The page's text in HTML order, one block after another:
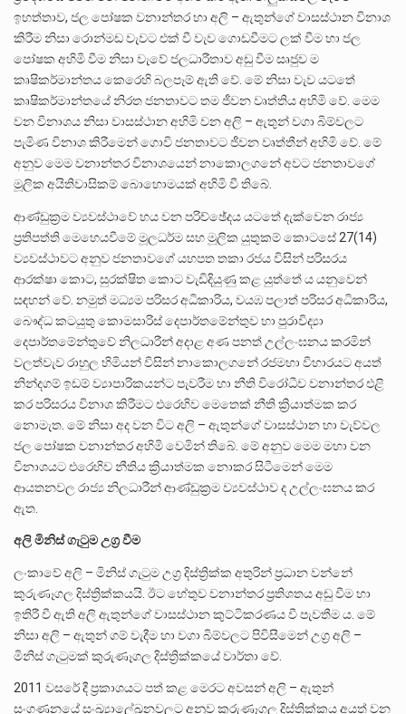
ඉහත්තාව, ජල පෝෂක වනාන්තර හා අලි – ඇතුන්ගේ වාසස්ථාන විනාශ
කිරීම නිසා රොන්මඩ වැවට එක් වී වැව ගොඩවීමට ලක් වීම හා ජල
පෝෂක අහිමි වීම නිසා වැවේ ජලධාරීතාව අඩු වීම සෘජුව ම
කෘෂිකර්මාන්තය කෙරෙහි බලපෑම් ඇති වේ. මේ නිසා වැව යටතේ
කෘෂිකර්මාන්තයේ නිරත ජනතාවට තම ජීවන වෘත්තිය අහිමි වේ. මෙම
වන විනාශය නිසා වාසස්ථාන අහිමි වන අලි – ඇතුන් වගා බිම්වලට
පැමිණ විනාශ කිරීමෙන් ගොවි ජනතාවට ජීවන වෘත්තීන් අහිමි වේ. මේ
අනුව මෙම වනාන්තර විනාශයෙන් නාකොලගනේ අවට ජනතාවගේ
මූලික අයිතිවාසිකම් බොහොමයක් අහිමි වී තිබේ.
ආණ්ඩුක්‍රම ව්‍යවස්ථාවේ හය වන පරිච්ඡේදය යටතේ දැක්වෙන රාජ්‍ය
ප්‍රතිපත්ති මෙහෙයවීමේ මූලධර්ම සහ මූලික යුතුකම් කොටසේ 27(14)
ව්‍යවස්ථාවට අනුව ජනතාවගේ යහපත තකා රජය විසින් පරිසරය
ආරක්ෂා කොට, සුරක්ෂිත කොට වැඩිදියුණු කළ යුත්තේ ය යනුවෙන්
සඳහන් වේ. නමුත් මධ්‍යම පරිසර අධිකාරිය, වයඹ පලාත් පරිසර අධිකාරිය,
බෞද්ධ කටයුතු කොමසාරිස් දෙපාර්තමේන්තුව හා පුරාවිද්‍යා
දෙපාර්තමේන්තුවේ නිලධාරීන් අදාළ අණ පනත් උල්ලංඝනය කරමින්
වලත්වැව රාහුල හිමියන් විසින් නාකොලගනේ රජමහා විහාරයට අයත්
නින්දගම් ඉඩම් ව්‍යාපාරිකයන්ට පැවරීම හා නීති විරෝධීව වනාන්තර එළි
කර පරිසරය විනාශ කිරීමට එරෙහිව මෙතෙක් නීති ක්‍රියාත්මක කර
නොමැත. මේ නිසා අද වන විට අලි – ඇතුන්ගේ වාසස්ථාන හා වැව්වල
ජල පෝෂක වනාන්තර අහිමි වෙමින් තිබේ. මේ අනුව මෙම මහා වන
විනාශයට එරෙහිව නීතිය ක්‍රියාත්මක නොකර සිටීමෙන් මෙම
ආයතනවල රාජ්‍ය නිලධාරීන් ආණ්ඩුක්‍රම ව්‍යවස්ථාව ද උල්ලංඝනය කර
ඇත.
අලිමිනිස්ගැටුමඋග්වීම
ලංකාවේ අලි – මිනිස් ගැටුම උග්‍ර දිස්ත්‍රික්ක අතුරින් ප්‍රධාන වන්නේ
කුරුණෑගල දිස්ත්‍රික්කයයි. ඊට හේතුව වනාන්තර ප්‍රතිශතය අඩු වීම හා
ඉතිරී වී ඇති අලි ඇතුන්ගේ වාසස්ථාන කුට්ටිකරණය වී පැවතීම ය. මේ
නිසා අලි – ඇතුන් ගම් වැදීම හා වගා බිම්වලට පිවිසීමෙන් උග්‍ර අලි –
මිනිස් ගැටුමක් කුරුණෑගල දිස්ත්‍රික්කයේ වාර්තා වේ.
2011 වසරේ දී ප්‍රකාශයට පත් කළ මෙරට අවසන් අලි – ඇතුන්
සංගණනයේ සංඛ්‍යාලේඛනවලට අනුව කුරුණෑගල දිස්ත්‍රික්කය අයත් වන